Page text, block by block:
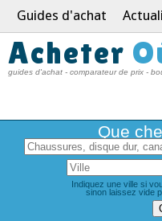
Guides d'achat
Acheter
guides d'achat - comparateur de prix -
Que
Indiquez une ville si
sinon laissez vide